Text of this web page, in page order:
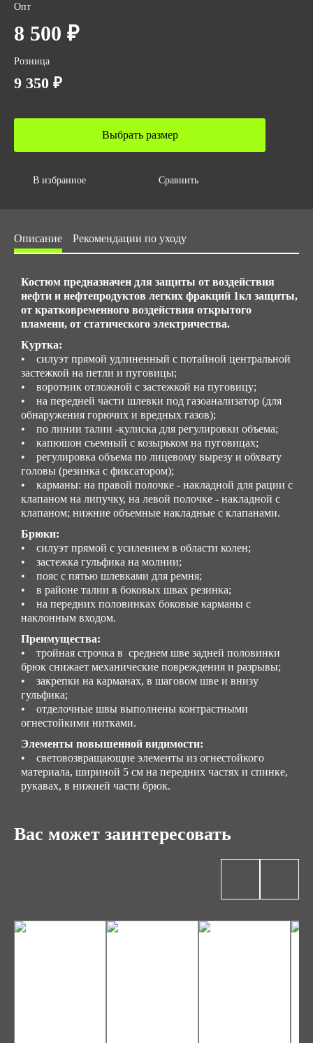
ГОСТ
ГОСТ 12.4.310-2020
0.006
Объем упаковки,м3
с 44 до 62 / с 170 до 188
Опт
8 500 ₽
Розница
9 350 ₽
Выбрать размер
В избранное Сравнить
Описание Рекомендации по уходу
Костюм предназначен для защиты от воздействия
нефти и нефтепродуктов легких фракций 1кл защиты,
от кратковременного воздействия открытого
пламени, от статического электричества.
Куртка:
• силуэт прямой удлиненный с потайной центральной
застежкой на петли и пуговицы;
• воротник отложной с застежкой на пуговицу;
• на передней части шлевки под газоанализатор (для
обнаружения горючих и вредных газов);
• по линии талии -кулиска для регулировки объема;
• капюшон съемный с козырьком на пуговицах;
• регулировка объема по лицевому вырезу и обхвату
головы (резинка с фиксатором);
• карманы: на правой полочке - накладной для рации с
клапаном на липучку, на левой полочке - накладной с
клапаном; нижние объемные накладные с клапанами.
Брюки:
• силуэт прямой с усилением в области колен;
• застежка гульфика на молнии;
• пояс с пятью шлевками для ремня;
• в районе талии в боковых швах резинка;
• на передних половинках боковые карманы с
наклонным входом.
Преимущества:
• тройная строчка в среднем шве задней половинки
брюк снижает механические повреждения и разрывы;
• закрепки на карманах, в шаговом шве и внизу
гульфика;
• отделочные швы выполнены контрастными
огнестойкими нитками.
Элементы повышенной видимости:
• световозвращающие элементы из огнестойкого
материала, шириной 5 см на передних частях и спинке,
рукавах, в нижней части брюк.
Вас может заинтересовать